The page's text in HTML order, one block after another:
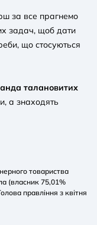
за все прагнемо
задач, щоб дати
що стосуються
талановитих
а знаходять
товариства
(власник 75,01%
правління з квітня